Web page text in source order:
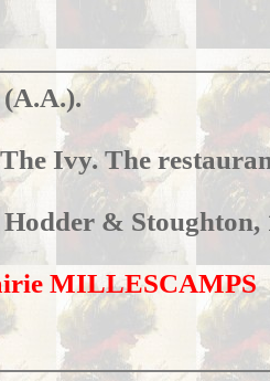
The Ivy. The
& Stoughton,
MILLESCAMPS